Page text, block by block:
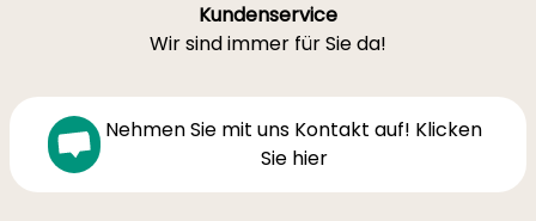
Kundenservice
Wir sind immer für Sie da!
Nehmen Sie mit uns Kontakt auf! Klicken
Sie hier